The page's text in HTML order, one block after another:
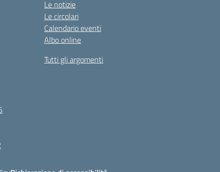
Le notizie
Le circolari
Calendario eventi
Albo online
Tutti gli argomenti